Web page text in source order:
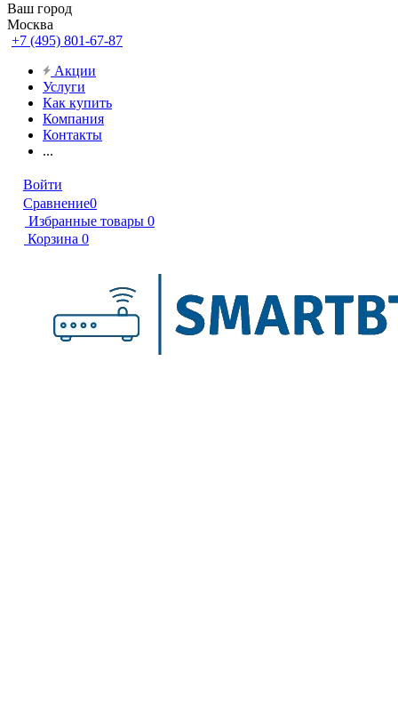
Ваш город
Москва
+7 (495) 801-67-87
Акции
Услуги
Как купить
Компания
Контакты
...
Войти
Сравнение0
Избранные товары 0
Корзина 0